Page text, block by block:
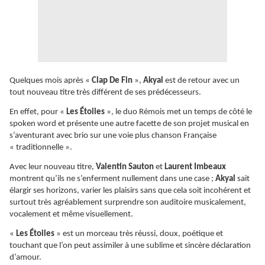
Quelques mois après « Clap De Fin », Akyal est de retour avec un
tout nouveau titre très différent de ses prédécesseurs.
En effet, pour « Les Étoiles », le duo Rémois met un temps de côté le
spoken word et présente une autre facette de son projet musical en
s’aventurant avec brio sur une voie plus chanson Française
« traditionnelle ».
Avec leur nouveau titre, Valentin Sauton et Laurent Imbeaux
montrent qu’ils ne s’enferment nullement dans une case ; Akyal sait
élargir ses horizons, varier les plaisirs sans que cela soit incohérent et
surtout très agréablement surprendre son auditoire musicalement,
vocalement et même visuellement.
« Les Étoiles » est un morceau très réussi, doux, poétique et
touchant que l’on peut assimiler à une sublime et sincère déclaration
d’amour.